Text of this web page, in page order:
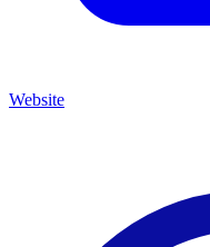
Website